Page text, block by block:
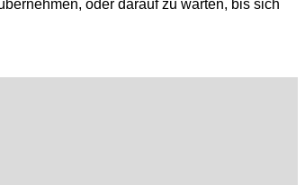
oder darauf zu warten, bis sich